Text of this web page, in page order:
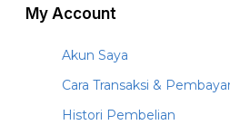
My Account
Akun Saya
Cara Transaksi &
Histori Pembelian